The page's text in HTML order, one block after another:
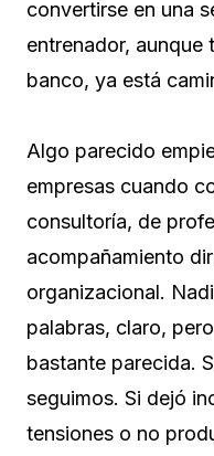
convertirse en una
entrenador, aunque
banco, ya está
Algo parecido
empresas cuando
consultoría, de
acompañamiento
organizacional.
palabras, claro,
bastante parecida.
seguimos. Si dejó
tensiones o no